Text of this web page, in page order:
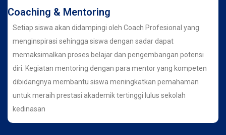
Coaching & Mentoring
Setiap siswa akan didampingi oleh Coach Profesional yang
menginspirasi sehingga siswa dengan sadar dapat
memaksimalkan proses belajar dan pengembangan potensi
diri. Kegiatan mentoring dengan para mentor yang kompeten
dibidangnya membantu siswa meningkatkan pemahaman
untuk meraih prestasi akademik tertinggi lulus sekolah
kedinasan